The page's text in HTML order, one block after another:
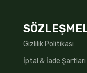
Gizlilik Politikası
İptal & İade Şartları